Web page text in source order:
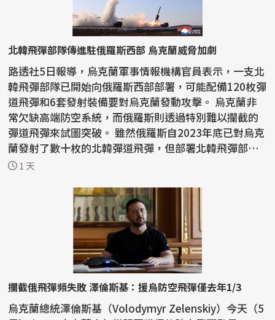
北韓飛彈部隊傳進駐俄羅斯西部 烏克蘭威脅加劇
路透社5日報導，烏克蘭軍事情報機構官員表示，一支北
韓飛彈部隊已開始向俄羅斯西部部署，可能配備120枚彈
道飛彈和6套發射裝備要對烏克蘭發動攻擊。 烏克蘭非
常欠缺高端防空系統，而俄羅斯則透過特別難以攔截的
彈道飛彈來試圖突破。 雖然俄羅斯自2023年底已對烏克
蘭發射了數十枚的北韓彈道飛彈，但部署北韓飛彈部
隊...1 天
攔截俄飛彈頻失敗 澤倫斯基：援烏防空飛彈僅去年1/3
烏克蘭總統澤倫斯基（Volodymyr Zelenskiy）今天（5